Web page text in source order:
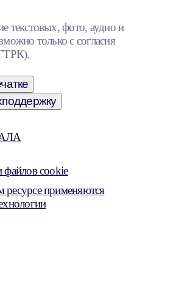
текстовых, фото, аудио и
только с согласия
файлов cookie
применяются